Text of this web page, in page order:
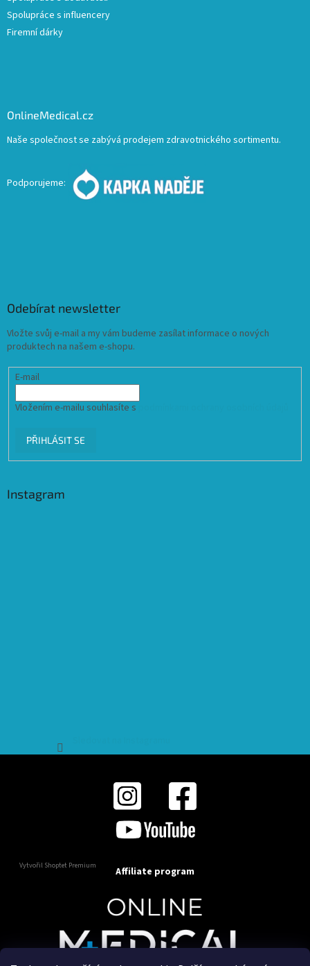
Spolupráce s influencery
Firemní dárky
OnlineMedical.cz
Naše společnost se zabývá prodejem zdravotnického sortimentu.
Podporujeme:
Odebírat newsletter
Vložte svůj e-mail a my vám budeme zasílat informace o nových
produktech na našem e-shopu.
E-mail
Vložením e-mailu souhlasíte s
PŘIHLÁSIT SE
Instagram
Vytvořil Shoptet Premium Affiliate program